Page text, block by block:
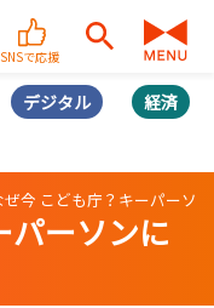
SNSで応援
デジタル 経済
ぜ今 こども庁？キーパーソ
パーソンに